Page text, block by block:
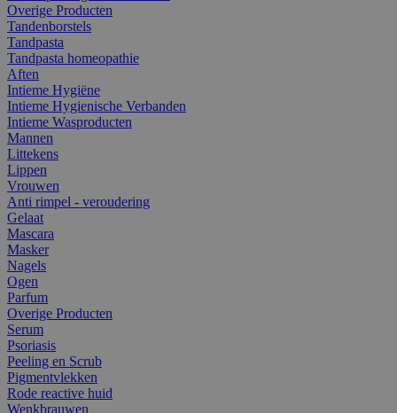
Overige Producten
Tandenborstels
Tandpasta
Tandpasta homeopathie
Aften
Intieme Hygiëne
Intieme Hygienische Verbanden
Intieme Wasproducten
Mannen
Littekens
Lippen
Vrouwen
Anti rimpel - veroudering
Gelaat
Mascara
Masker
Nagels
Ogen
Parfum
Overige Producten
Serum
Psoriasis
Peeling en Scrub
Pigmentvlekken
Rode reactive huid
Wenkbrauwen